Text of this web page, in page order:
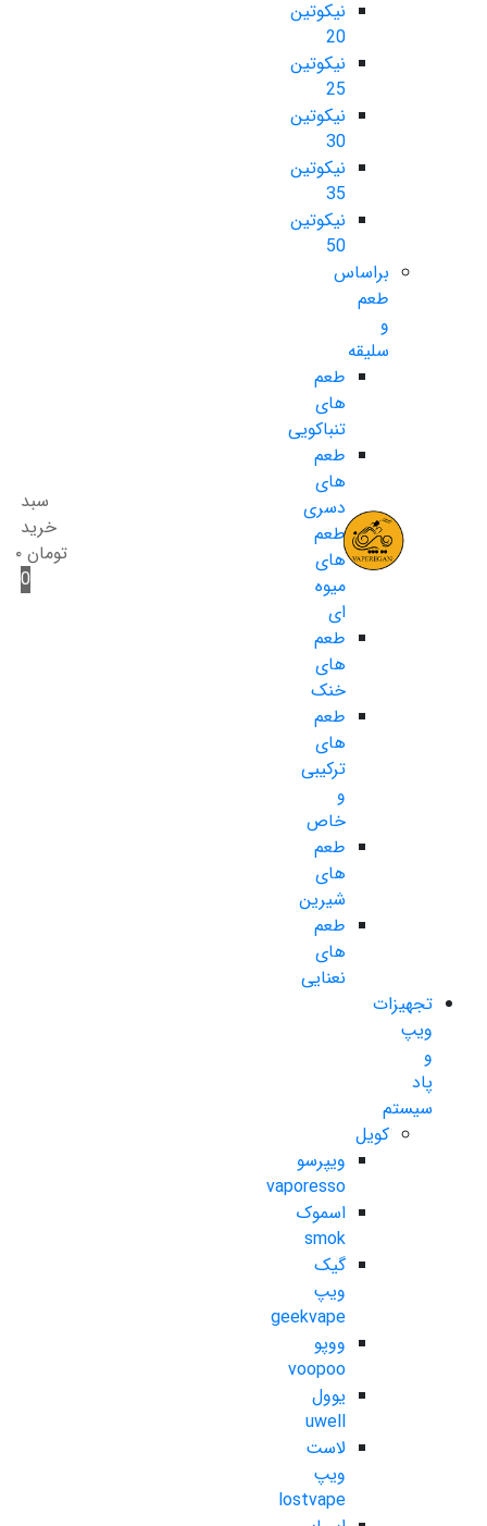
نیکوتین
20
نیکوتین
25
نیکوتین
30
نیکوتین
35
نیکوتین
50
براساس
طعم
و
سلیقه
طعم
های
تنباکویی
طعم
های
دسری
طعم
های
میوه
ای
طعم
های
خنک
طعم
های
ترکیبی
و
خاص
طعم
های
شیرین
طعم
های
نعنایی
تجهیزات
ویپ
و
پاد
سیستم
کویل
ویپرسو
vaporesso
اسموک
smok
گیک
ویپ
geekvape
ووپو
voopoo
یوول
uwell
لاست
ویپ
lostvape
سبد
خرید
تومان ۰
0